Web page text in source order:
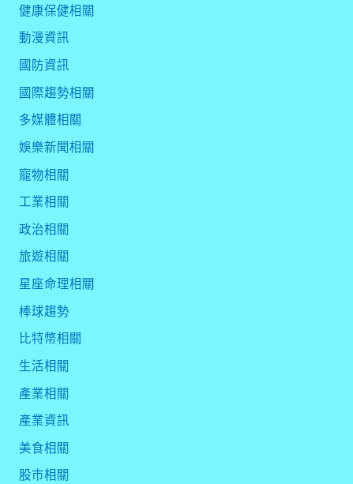
健康保健相關
動漫資訊
國防資訊
國際趨勢相關
多媒體相關
娛樂新聞相關
寵物相關
工業相關
政治相關
旅遊相關
星座命理相關
棒球趨勢
比特幣相關
生活相關
產業相關
產業資訊
美食相關
股市相關